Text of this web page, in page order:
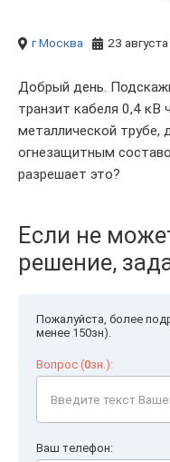
г Москва 23
Добрый день.
транзит кабеля 0,4 кВ
металлической трубе,
огнезащитным
разрешает это?
Если не
решение,
Пожалуйста, более
менее 150зн).
Вопрос (0зн.):
Ваш телефон: